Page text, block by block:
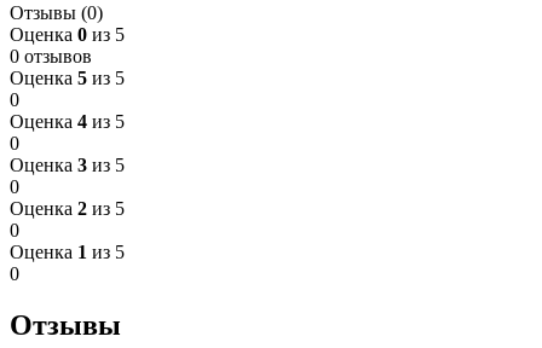
Отзывы (0)
Оценка 0 из 5
0 отзывов
Оценка 5 из 5
0
Оценка 4 из 5
0
Оценка 3 из 5
0
Оценка 2 из 5
0
Оценка 1 из 5
0
Отзывы